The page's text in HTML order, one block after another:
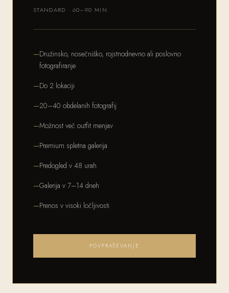
STANDARD · 60–90 MIN
Družinsko, nosečniško, rojstnodnevno ali poslovno
fotografiranje
Do 2 lokaciji
20–40 obdelanih fotografij
Možnost več outfit menjav
Premium spletna galerija
Predogled v 48 urah
Galerija v 7–14 dneh
Prenos v visoki ločljivosti
POVPRAŠEVANJE